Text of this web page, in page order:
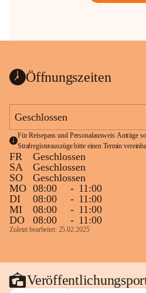
Öffnungszeiten
Geschlossen
Für Reisepass und Personalausweis Anträge
Strafregisterauszüge bitte einen Termin
FR
Geschlossen
SA
Geschlossen
SO
Geschlossen
MO 08:00 - 11:00
DI
08:00 - 11:00
MI
08:00 - 11:00
DO
08:00 - 11:00
Zuletzt bearbeitet: 25.02.2025